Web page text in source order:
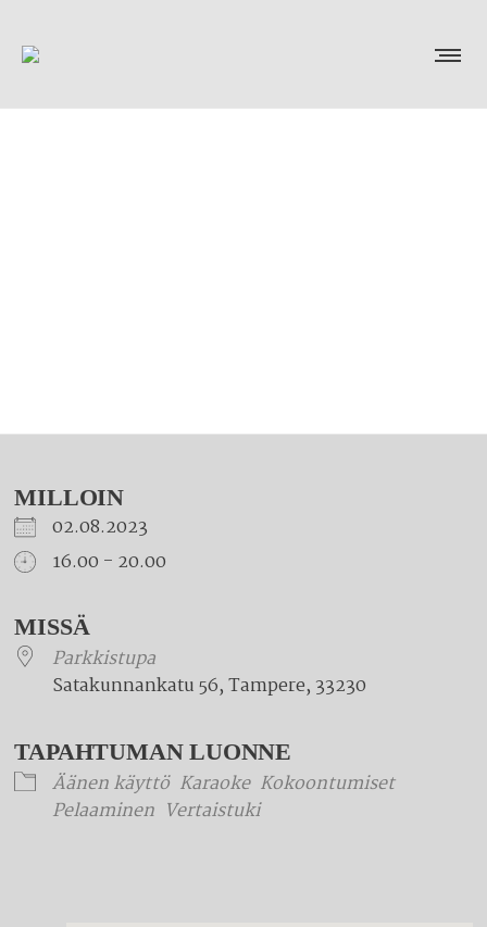
MILLOIN
02.08.2023
16.00 - 20.00
Download ICS
MISSÄ
Parkkistupa
Satakunnankatu 56, Tampere, 33230
TAPAHTUMAN LUONNE
Äänen käyttö Karaoke Kokoontumiset
Pelaaminen Vertaistuki